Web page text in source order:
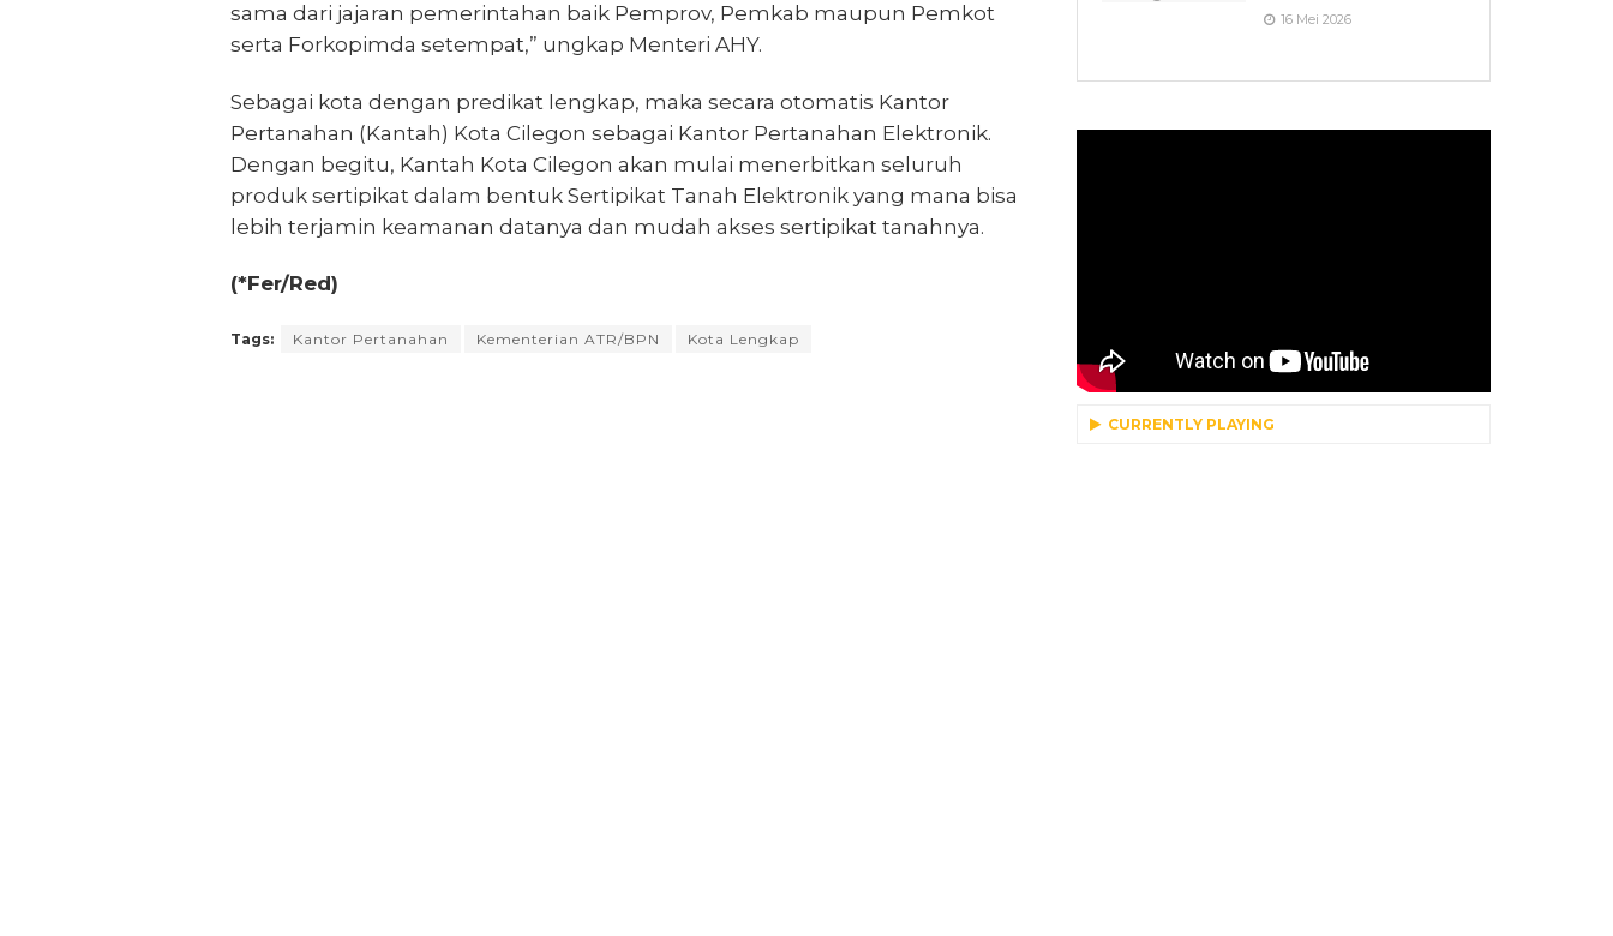
sama dari jajaran pemerintahan baik Pemprov, Pemkab maupun Pemkot
serta Forkopimda setempat,” ungkap Menteri AHY.
Sebagai kota dengan predikat lengkap, maka secara otomatis Kantor
Pertanahan (Kantah) Kota Cilegon sebagai Kantor Pertanahan Elektronik.
Dengan begitu, Kantah Kota Cilegon akan mulai menerbitkan seluruh
produk sertipikat dalam bentuk Sertipikat Tanah Elektronik yang mana bisa
lebih terjamin keamanan datanya dan mudah akses sertipikat tanahnya.
(*Fer/Red)
Tags: Kantor Pertanahan Kementerian ATR/BPN Kota Lengkap
16 Mei 2026
CURRENTLY PLAYING